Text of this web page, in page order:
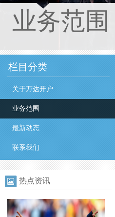
业务范围
栏目分类
关于万达开户
业务范围
最新动态
联系我们
热点资讯